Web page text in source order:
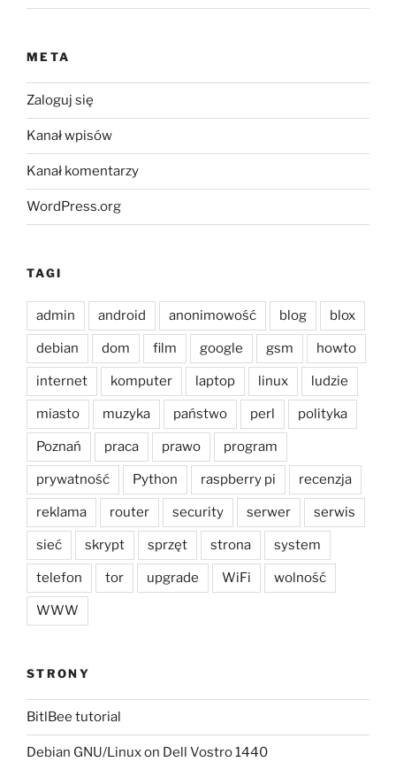
META
Zaloguj się
Kanał wpisów
Kanał komentarzy
WordPress.org
TAGI
admin android anonimowość blog blox
debian dom film google gsm howto
internet komputer laptop linux ludzie
miasto muzyka państwo perl polityka
Poznań praca prawo program
prywatność Python raspberry pi recenzja
reklama router security serwer serwis
sieć skrypt sprzęt strona system
telefon tor upgrade WiFi wolność
WWW
STRONY
BitlBee tutorial
Debian GNU/Linux on Dell Vostro 1440